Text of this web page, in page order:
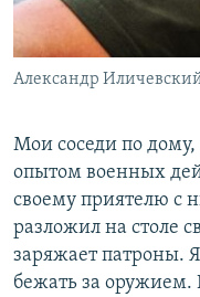
Александр
Мои соседи по дому,
опытом военных
своему приятелю с
разложил на столе
заряжает патроны.
бежать за